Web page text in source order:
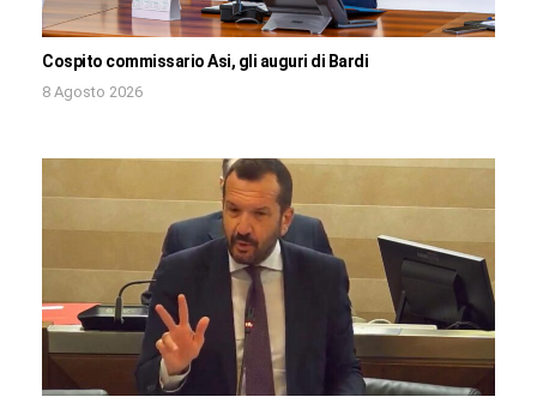
Cospito commissario Asi, gli auguri di Bardi
8 Agosto 2026